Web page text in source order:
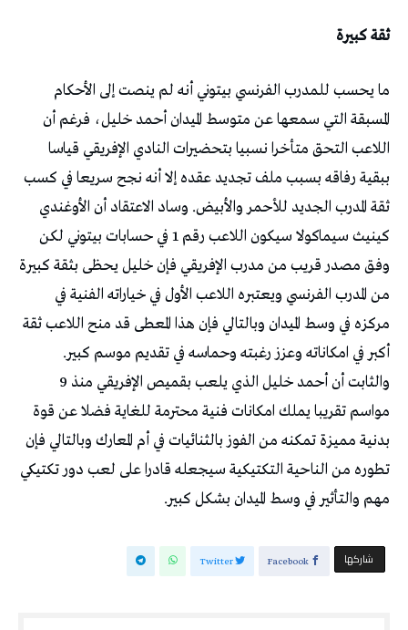
ثقة كبيرة
ما يحسب للمدرب الفرنسي بيتوني أنه لم ينصت إلى الأحكام
المسبقة التي سمعها عن متوسط الميدان أحمد خليل، فرغم أن
اللاعب التحق متأخرا نسبيا بتحضيرات النادي الإفريقي قياسا
ببقية رفاقه بسبب ملف تجديد عقده إلا أنه نجح سريعا في كسب
ثقة المدرب الجديد للأحمر والأبيض. وساد الاعتقاد أن الأوغندي
كينيث سيماكولا سيكون اللاعب رقم 1 في حسابات بيتوني لكن
وفق مصدر قريب من مدرب الإفريقي فإن خليل يحظى بثقة كبيرة
من المدرب الفرنسي ويعتبره اللاعب الأول في خياراته الفنية في
مركزه في وسط الميدان وبالتالي فإن هذا المعطى قد منح اللاعب ثقة
أكبر في امكاناته وعزز رغبته وحماسه في تقديم موسم كبير.
والثابت أن أحمد خليل الذي يلعب بقميص الإفريقي منذ 9
مواسم تقريبا يملك امكانات فنية محترمة للغاية فضلا عن قوة
بدنية مميزة تمكنه من الفوز بالثنائيات في أم المعارك وبالتالي فإن
تطوره من الناحية التكتيكية سيجعله قادرا على لعب دور تكتيكي
مهم والتأثير في وسط الميدان بشكل كبير.
‫‫ شاركها‬ Facebook
Twitter